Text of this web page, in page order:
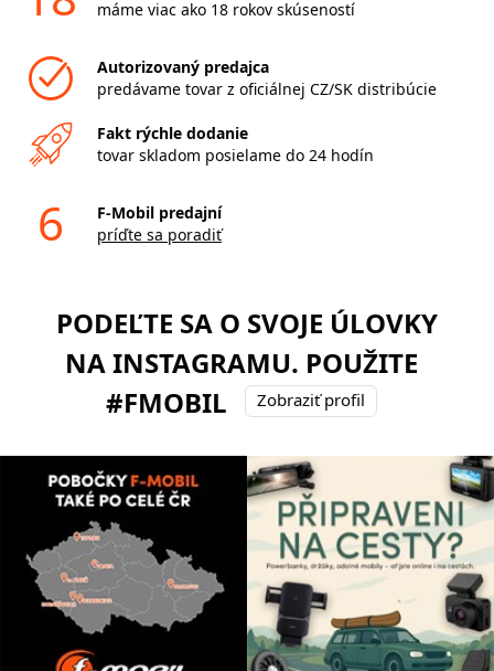
máme viac ako 18 rokov skúseností
Autorizovaný predajca
predávame tovar z oficiálnej CZ/SK distribúcie
Fakt rýchle dodanie
tovar skladom posielame do 24 hodín
6
F-Mobil predajní
príďte sa poradiť
PODEĽTE SA O SVOJE ÚLOVKY
NA INSTAGRAMU. POUŽITE
#FMOBIL
Zobraziť profil